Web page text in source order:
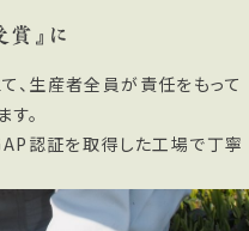
』に
、生産者全員が責任をもって
。
認証を取得した工場で丁寧